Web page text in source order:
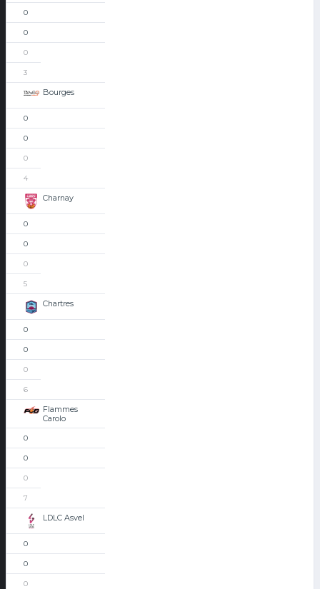
0
0
0
3
Bourges
0
0
0
4
Charnay
0
0
0
5
Chartres
0
0
0
6
Flammes
Carolo
0
0
0
7
LDLC Asvel
0
0
0